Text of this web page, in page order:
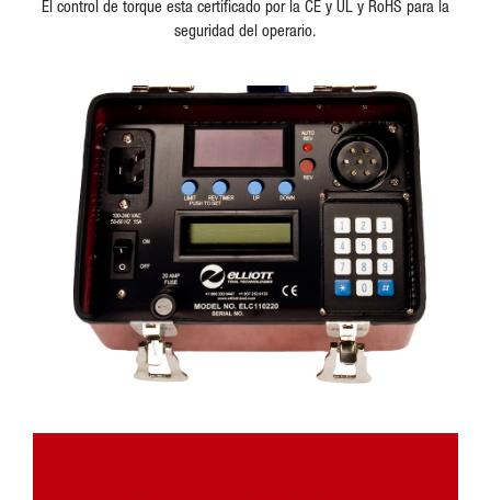
El control de torque esta certificado por la CE y UL y RoHS para la
seguridad del operario.